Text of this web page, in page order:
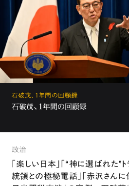
石破茂、1年間の回顧録
石破茂、1年間の回顧録
政治
「楽しい日本」「“神に選ばれた”
統領との極秘電話」「赤沢さんに